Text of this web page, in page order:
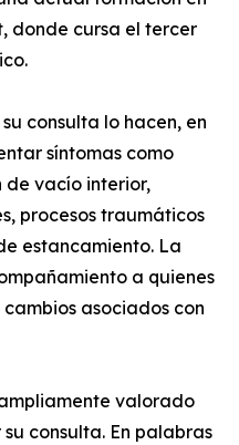
donde cursa el tercer
consulta lo hacen, en
síntomas como
de vacío interior,
procesos traumáticos
estancamiento. La
a quienes
asociados con
valorado
consulta. En palabras